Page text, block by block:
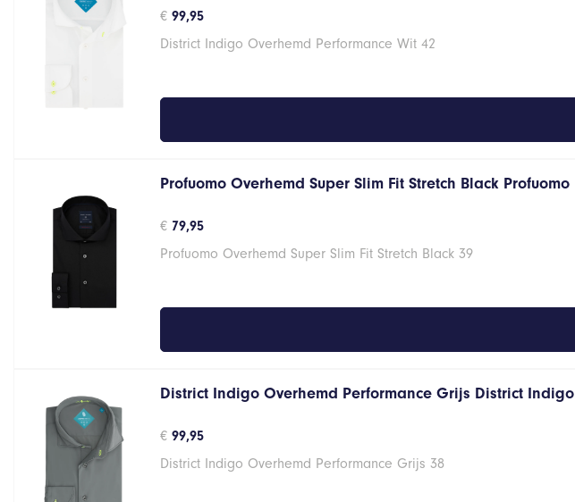
€ 99,95
District Indigo Overhemd Performance Wit 42
Profuomo Overhemd Super Slim Fit Stretch Black Profuomo
€ 79,95
Profuomo Overhemd Super Slim Fit Stretch Black 39
District Indigo Overhemd Performance Grijs District Indigo
€ 99,95
District Indigo Overhemd Performance Grijs 38